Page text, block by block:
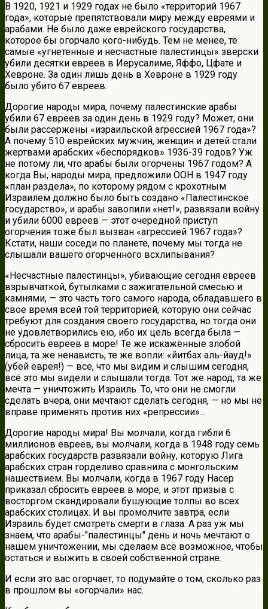
В 1920, 1921 и 1929 годах не было «территорий 1967
года», которые препятствовали миру между евреями и
арабами. Не было даже еврейского государства,
которое бы огорчало кого-нибудь. Тем не менее, те
самые «угнетенные и несчастные палестинцы» зверски
убили десятки евреев в Иерусалиме, Яффо, Цфате и
Хевроне. За один лишь день в Хевроне в 1929 году
было убито 67 евреев.
Дорогие народы мира, почему палестинские арабы
убили 67 евреев за один день в 1929 году? Может, они
были рассержены «израильской агрессией 1967 года»?
А почему 510 еврейских мужчин, женщин и детей стали
жертвами арабских «беспорядков» 1936-39 годов? Уж
не потому ли, что арабы были огорчены 1967 годом? А
когда Вы, народы мира, предложили ООН в 1947 году
«план раздела», по которому рядом с крохотным
Израилем должно было быть создано «Палестинское
государство», и арабы завопили «нет!», развязали войну
и убили 6000 евреев — этот очередной приступ
огорчения тоже был вызван «агрессией 1967 года»?
Кстати, наши соседи по планете, почему мы тогда не
слышали вашего огорченного всхлипывания?
«Несчастные палестинцы», убивающие сегодня евреев
взрывчаткой, бутылками с зажигательной смесью и
камнями, — это часть того самого народа, обладавшего в
свое время всей той территорией, которую они сейчас
требуют для создания своего государства, но тогда они
не удовлетворились ею, ибо их цель всегда была —
сбросить евреев в море! Те же искаженные злобой
лица, та же ненависть, те же вопли: «йитбах аль-йауд!»
(убей еврея!) — все, что мы видим и слышим сегодня,
всё это мы видели и слышали тогда. Тот же народ, та же
мечта — уничтожить Израиль. То, что они не смогли
сделать вчера, они мечтают сделать сегодня, — но мы не
вправе применять против них «репрессии»...
Дорогие народы мира! Вы молчали, когда гибли 6
миллионов евреев, вы молчали, когда в 1948 году семь
арабских государств развязали войну, которую Лига
арабских стран горделиво сравнила с монгольским
нашествием. Вы молчали, когда в 1967 году Насер
приказал сбросить евреев в море, и этот призыв с
восторгом скандировали бушующие толпы во всех
арабских столицах. И вы промолчите завтра, еcли
Израиль будет смотреть смерти в глаза. А раз уж мы
знаем, что арабы-"палестинцы" день и ночь мечтают о
нашем уничтожении, мы сделаем всё возможное, чтобы
остаться и выжить в своей собственной стране.
И если это вас огорчает, то подумайте о том, сколько раз
в прошлом вы «огорчали» нас.